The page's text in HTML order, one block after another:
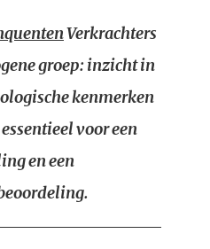
Verkrachters
groep: inzicht in
kenmerken
voor een
en een